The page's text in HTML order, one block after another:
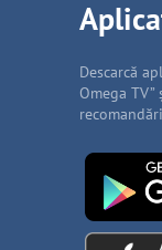
Descarcă
Omega